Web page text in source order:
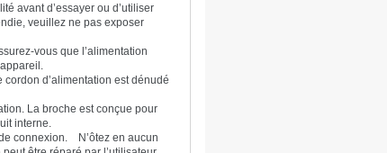
avant d’essayer ou d’utiliser
veuillez ne pas exposer
vous que l’alimentation
cordon d’alimentation est dénudé
La broche est conçue pour
interne.
connexion. N’ôtez en aucun